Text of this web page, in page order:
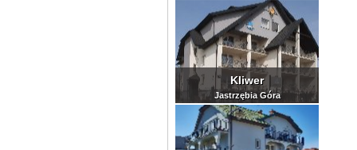
Kliwer
Jastrzębia Góra